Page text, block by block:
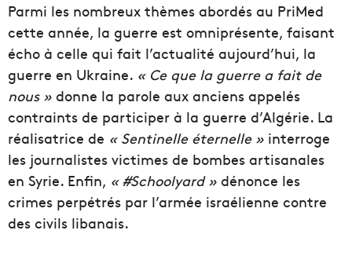
Parmi les nombreux thèmes abordés au PriMed
cette année, la guerre est omniprésente, faisant
écho à celle qui fait l’actualité aujourd’hui, la
guerre en Ukraine. « Ce que la guerre a fait de
nous » donne la parole aux anciens appelés
contraints de participer à la guerre d’Algérie. La
réalisatrice de « Sentinelle éternelle » interroge
les journalistes victimes de bombes artisanales
en Syrie. Enfin, « #Schoolyard » dénonce les
crimes perpétrés par l’armée israélienne contre
des civils libanais.